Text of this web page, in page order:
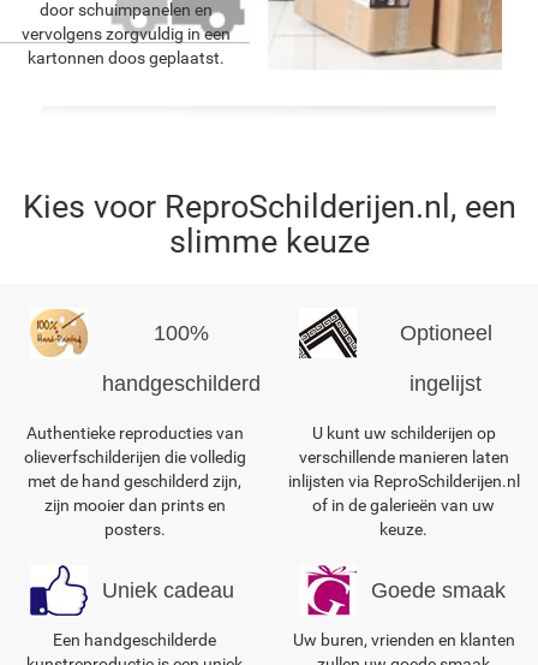
door schuimpanelen en
vervolgens zorgvuldig in een
kartonnen doos geplaatst.
Kies voor ReproSchilderijen.nl, een
slimme keuze
100%
handgeschilderd
Authentieke reproducties van
olieverfschilderijen die volledig
met de hand geschilderd zijn,
zijn mooier dan prints en
posters.
Optioneel
ingelijst
U kunt uw schilderijen op
verschillende manieren laten
inlijsten via ReproSchilderijen.nl
of in de galerieën van uw
keuze.
Uniek cadeau
Een handgeschilderde
Goede smaak
Uw buren, vrienden en klanten